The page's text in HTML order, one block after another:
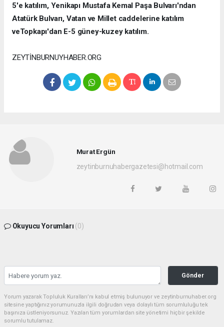
5'e katılım, Yenikapı Mustafa Kemal Paşa Bulvarı'ndan
Atatürk Bulvarı, Vatan ve Millet caddelerine katılım
veTopkapı'dan E-5 güney-kuzey katılım.
ZEYTİNBURNUYHABER.ORG
Murat Ergün
zeytinburnuhabergazetesi@hotmail.com
Okuyucu Yorumları (0)
Gönder
Yorum yazarak Topluluk Kuralları’nı kabul etmiş bulunuyor ve zeytinburnuhaber.org
sitesine yaptığınız yorumunuzla ilgili doğrudan veya dolaylı tüm sorumluluğu tek
başınıza üstleniyorsunuz. Yazılan tüm yorumlardan site yönetimi hiçbir şekilde
sorumlu tutulamaz.